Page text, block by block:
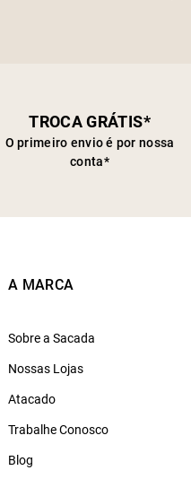
TROCA GRÁTIS*
O primeiro envio é por nossa
conta*
A MARCA
Sobre a Sacada
Nossas Lojas
Atacado
Trabalhe Conosco
Blog